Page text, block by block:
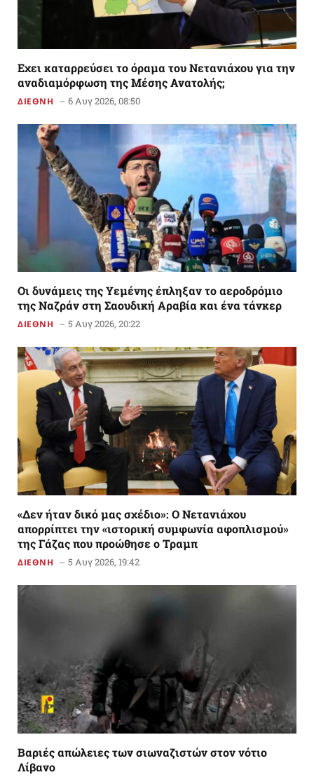
Εχει καταρρεύσει το όραμα του Νετανιάχου για την
αναδιαμόρφωση της Μέσης Ανατολής;
ΔΙΕΘΝΗ 6 Αυγ 2026, 08:50
Οι δυνάμεις της Υεμένης έπληξαν το αεροδρόμιο
της Ναζράν στη Σαουδική Αραβία και ένα τάνκερ
ΔΙΕΘΝΗ 5 Αυγ 2026, 20:22
«Δεν ήταν δικό μας σχέδιο»: Ο Νετανιάχου
απορρίπτει την «ιστορική συμφωνία αφοπλισμού»
της Γάζας που προώθησε ο Τραμπ
ΔΙΕΘΝΗ 5 Αυγ 2026, 19:42
Βαριές απώλειες των σιωναζιστών στον νότιο
Λίβανο